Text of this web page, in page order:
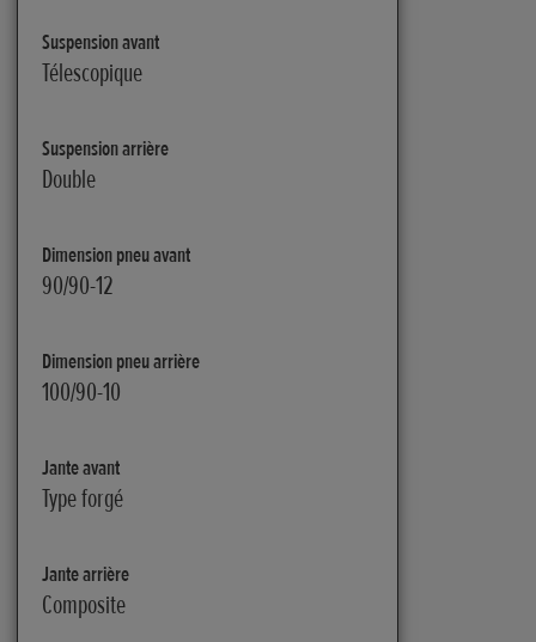
Suspension avant
Télescopique
Suspension arrière
Double
Dimension pneu avant
90/90-12
Dimension pneu arrière
100/90-10
Jante avant
Type forgé
Jante arrière
Composite